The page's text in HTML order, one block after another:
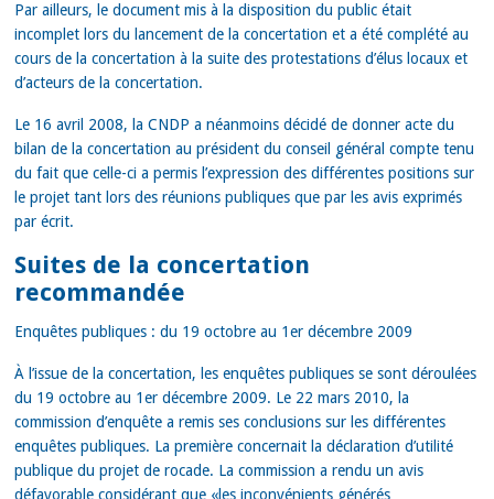
Par ailleurs, le document mis à la disposition du public était
incomplet lors du lancement de la concertation et a été complété au
cours de la concertation à la suite des protestations d’élus locaux et
d’acteurs de la concertation.
Le 16 avril 2008, la CNDP a néanmoins décidé de donner acte du
bilan de la concertation au président du conseil général compte tenu
du fait que celle-ci a permis l’expression des différentes positions sur
le projet tant lors des réunions publiques que par les avis exprimés
par écrit.
Suites de la concertation
recommandée
Enquêtes publiques : du 19 octobre au 1er décembre 2009
À l’issue de la concertation, les enquêtes publiques se sont déroulées
du 19 octobre au 1er décembre 2009. Le 22 mars 2010, la
commission d’enquête a remis ses conclusions sur les différentes
enquêtes publiques. La première concernait la déclaration d’utilité
publique du projet de rocade. La commission a rendu un avis
défavorable considérant que «les inconvénients générés